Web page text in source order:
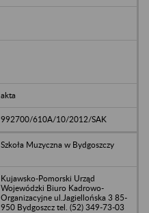
akta
992700/610A/10/2012/SAK
Szkoła Muzyczna w Bydgoszczy
Kujawsko-Pomorski Urząd
Wojewódzki Biuro Kadrowo-
Organizacyjne ul.Jagiellońska 3 85-
950 Bydgoszcz tel. (52) 349-73-03